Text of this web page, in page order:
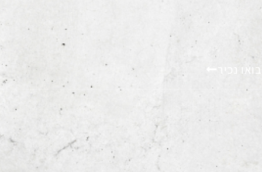
בואו נכיר